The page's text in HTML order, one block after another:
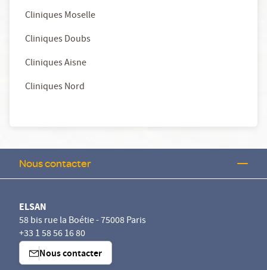
Cliniques Moselle
Cliniques Doubs
Cliniques Aisne
Cliniques Nord
Nous contacter
ELSAN
58 bis rue la Boétie - 75008 Paris
+33 1 58 56 16 80
Nous contacter